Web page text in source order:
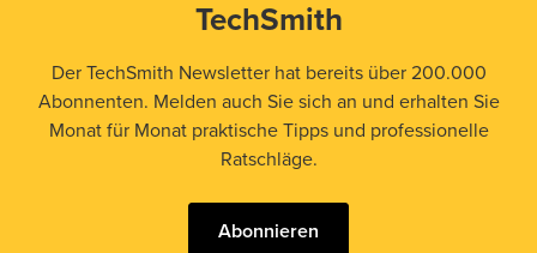
TechSmith
Der TechSmith Newsletter hat bereits über 200.000
Abonnenten. Melden auch Sie sich an und erhalten Sie
Monat für Monat praktische Tipps und professionelle
Ratschläge.
Abonnieren